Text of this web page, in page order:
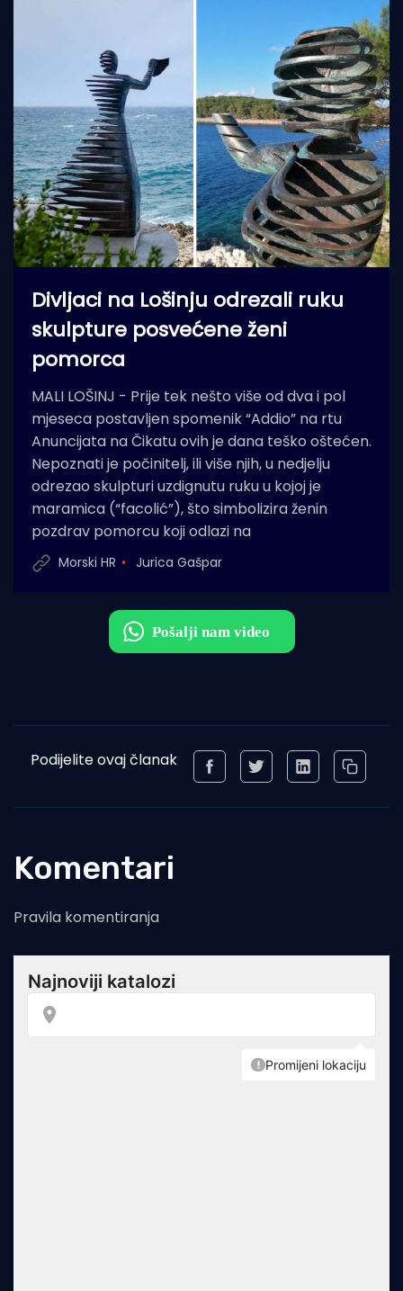
Divljaci na Lošinju odrezali ruku
skulpture posvećene ženi
pomorca
MALI LOŠINJ - Prije tek nešto više od dva i pol
mjeseca postavljen spomenik “Addio” na rtu
Anuncijata na Čikatu ovih je dana teško oštećen.
Nepoznati je počinitelj, ili više njih, u nedjelju
odrezao skulpturi uzdignutu ruku u kojoj je
maramica (“facolić”), što simbolizira ženin
pozdrav pomorcu koji odlazi na
Morski HR Jurica Gašpar
Podijelite ovaj članak
Komentari
Pravila komentiranja